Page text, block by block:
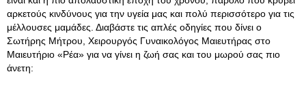
αρκετούς κινδύνους για την υγεία μας και πολύ περισσότερο για τις
μέλλουσες μαμάδες. Διαβάστε τις απλές οδηγίες που δίνει ο
Σωτήρης Μήτρου, Χειρουργός Γυναικολόγος Μαιευτήρας στο
Μαιευτήριο «Ρέα» για να γίνει η ζωή σας και του μωρού σας πιο
άνετη: